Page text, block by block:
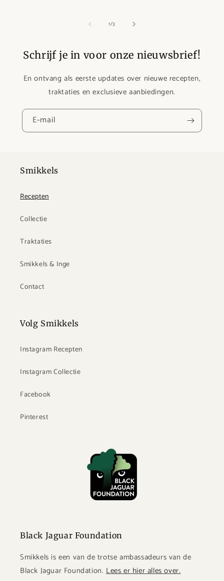
1/van
3
Schrijf je in voor onze nieuwsbrief!
En ontvang als eerste updates over nieuwe recepten,
traktaties en exclusieve aanbiedingen.
E‑mail
Smikkels
Recepten
Collectie
Traktaties
Smikkels & Inge
Contact
Volg Smikkels
Instagram Recepten
Instagram Collectie
Facebook
Pinterest
Black Jaguar Foundation
Smikkels is een van de trotse ambassadeurs van de
Black Jaguar Foundation.Lees er hier alles over.